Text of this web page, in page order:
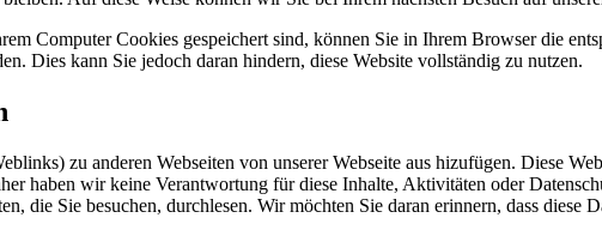
Computer Cookies gespeichert sind, können Sie in Ihrem Browser die
Dies kann Sie jedoch daran hindern, diese Website vollständig zu nutzen.
zu anderen Webseiten von unserer Webseite aus hizufügen. Diese
haben wir keine Verantwortung für diese Inhalte, Aktivitäten oder
die Sie besuchen, durchlesen. Wir möchten Sie daran erinnern, dass